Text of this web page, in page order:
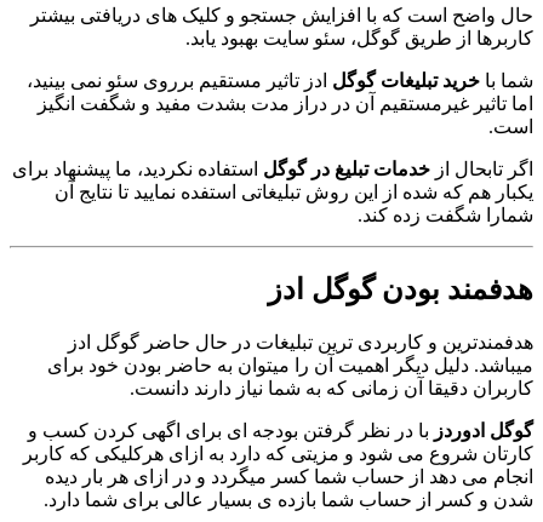
حال واضح است که با افزایش جستجو و کلیک های دریافتی بیشتر
کاربرها از طریق گوگل، سئو سایت بهبود یابد.
شما با خرید تبلیغات گوگل ادز تاثیر مستقیم برروی سئو نمی بینید،
اما تاثیر غیرمستقیم آن در دراز مدت بشدت مفید و شگفت انگیز
است.
اگر تابحال از خدمات تبلیغ در گوگل استفاده نکردید، ما پیشنهاد برای
یکبار هم که شده از این روش تبلیغاتی استفده نمایید تا نتایج آن
شمارا شگفت زده کند.
هدفمند بودن گوگل ادز
هدفمندترین و کاربردی ترین تبلیغات در حال حاضر گوگل ادز
میباشد. دلیل دیگر اهمیت آن را میتوان به حاضر بودن خود برای
کاربران دقیقا آن زمانی که به شما نیاز دارند دانست.
گوگل ادوردز با در نظر گرفتن بودجه ای برای اگهی کردن کسب و
کارتان شروع می شود و مزیتی که دارد به ازای هرکلیکی که کاربر
انجام می دهد از حساب شما کسر میگردد و در ازای هر بار دیده
شدن و کسر از حساب شما بازده ی بسیار عالی برای شما دارد.